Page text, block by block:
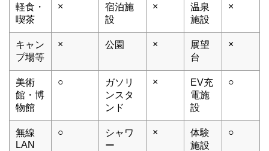
軽食・
喫茶
×
宿泊施
設
×
温泉
施設
×
キャン
プ場等
× 公園 ×
展望
台
×
美術
館・博
物館
○
ガソリ
ンスタ
ンド
×
EV充
電施
設
○
無線
LAN
○
シャワ
ー
×
体験
施設
○